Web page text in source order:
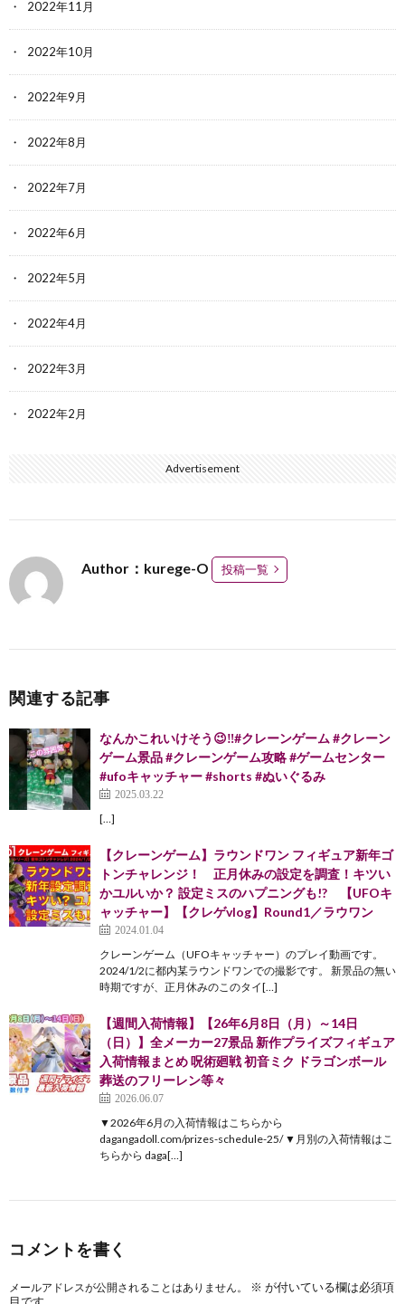
2022年11月
2022年10月
2022年9月
2022年8月
2022年7月
2022年6月
2022年5月
2022年4月
2022年3月
2022年2月
Advertisement
Author：kurege-O 投稿一覧
関連する記事
なんかこれいけそう😉‼️#クレーンゲーム #クレーン
ゲーム景品 #クレーンゲーム攻略 #ゲームセンター
#ufoキャッチャー #shorts #ぬいぐるみ
2025.03.22
[…]
【クレーンゲーム】ラウンドワン フィギュア新年ゴ
トンチャレンジ！ 正月休みの設定を調査！キツい
かユルいか？ 設定ミスのハプニングも!? 【UFOキ
ャッチャー】【クレゲvlog】Round1／ラウワン
2024.01.04
クレーンゲーム（UFOキャッチャー）のプレイ動画です。
2024/1/2に都内某ラウンドワンでの撮影です。 新景品の無い
時期ですが、正月休みのこのタイ[…]
【週間入荷情報】【26年6月8日（月）～14日
（日）】全メーカー27景品 新作プライズフィギュア
入荷情報まとめ 呪術廻戦 初音ミク ドラゴンボール
葬送のフリーレン等々
2026.06.07
▼2026年6月の入荷情報はこちらから
dagangadoll.com/prizes-schedule-25/ ▼月別の入荷情報はこ
ちらから daga[…]
コメントを書く
メールアドレスが公開されることはありません。 ※ が付いている欄は必須項
目です